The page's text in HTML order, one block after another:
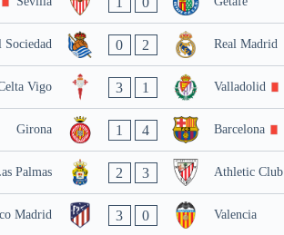
Sociedad 0 2 Real Madrid
Vigo 3 1 Valladolid
Girona 1 4 Barcelona
Palmas 2 3 Athletic Club
Madrid 3 0 Valencia